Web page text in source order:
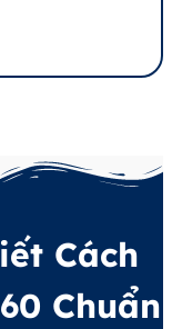
Cách
Chuẩn